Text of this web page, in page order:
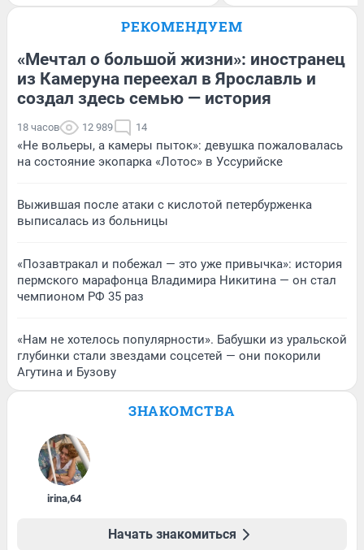
РЕКОМЕНДУЕМ
«Мечтал о большой жизни»: иностранец
из Камеруна переехал в Ярославль и
создал здесь семью — история
18 часов 12 989 14
«Не вольеры, а камеры пыток»: девушка пожаловалась
на состояние экопарка «Лотос» в Уссурийске
Выжившая после атаки с кислотой петербурженка
выписалась из больницы
«Позавтракал и побежал — это уже привычка»: история
пермского марафонца Владимира Никитина — он стал
чемпионом РФ 35 раз
«Нам не хотелось популярности». Бабушки из уральской
глубинки стали звездами соцсетей — они покорили
Агутина и Бузову
ЗНАКОМСТВА
irina,64
Начать знакомиться